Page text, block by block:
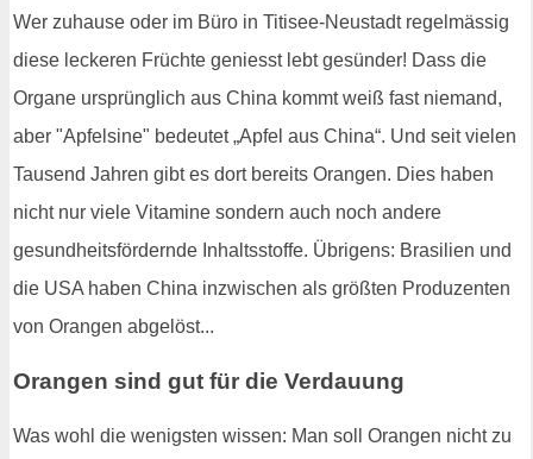
Wer zuhause oder im Büro in Titisee-Neustadt regelmässig
diese leckeren Früchte geniesst lebt gesünder! Dass die
Organe ursprünglich aus China kommt weiß fast niemand,
aber "Apfelsine" bedeutet „Apfel aus China“. Und seit vielen
Tausend Jahren gibt es dort bereits Orangen. Dies haben
nicht nur viele Vitamine sondern auch noch andere
gesundheitsfördernde Inhaltsstoffe. Übrigens: Brasilien und
die USA haben China inzwischen als größten Produzenten
von Orangen abgelöst...
Orangen sind gut für die Verdauung
Was wohl die wenigsten wissen: Man soll Orangen nicht zu